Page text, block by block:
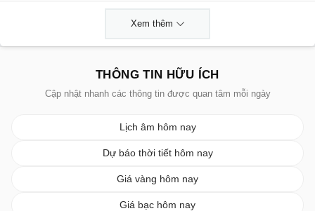
Xem thêm
THÔNG TIN HỮU ÍCH
Cập nhật nhanh các thông tin được quan tâm mỗi ngày
Lịch âm hôm nay
Dự báo thời tiết hôm nay
Giá vàng hôm nay
Giá bạc hôm nay